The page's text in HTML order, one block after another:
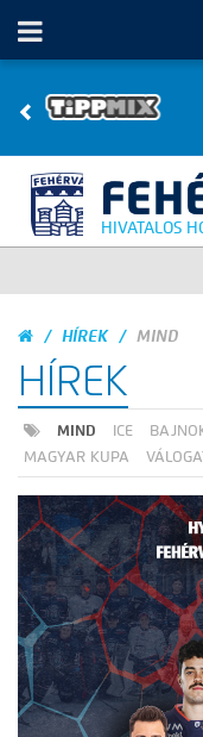
HIVATALOS
HÍREK MIND
HÍREK
MIND ICE
MAGYAR KUPA